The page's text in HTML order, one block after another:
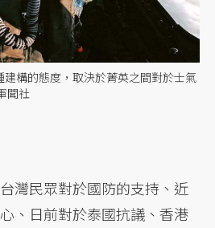
構的態度，取決於菁英之間對於士氣
聞社
灣民眾對於國防的支持、近
、日前對於泰國抗議、香港